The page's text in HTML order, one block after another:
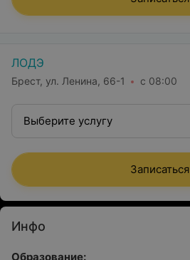
ЛОДЭ
Брест, ул. Ленина, 66-1 с 08:00
Выберите услугу
Записаться
Инфо
Образование: